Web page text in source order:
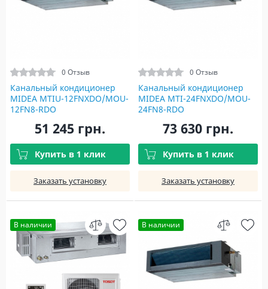
0 Отзыв
Канальный кондиционер
MIDEA MTIU-12FNXDO/MOU-
12FN8-RDO
51 245 грн.
Купить в 1 клик
Заказать установку
0 Отзыв
Канальный кондиционер
MIDEA MTI-24FNXDO/MOU-
24FN8-RDO
73 630 грн.
Купить в 1 клик
Заказать установку
В наличии В наличии